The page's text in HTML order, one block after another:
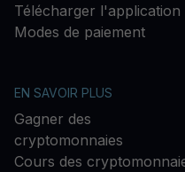
Télécharger l'application
Modes de paiement
EN SAVOIR PLUS
Gagner des
cryptomonnaies
Cours des